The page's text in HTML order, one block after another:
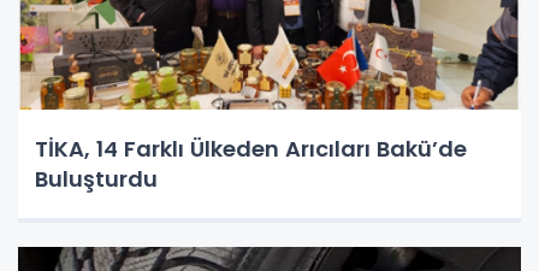
TİKA, 14 Farklı Ülkeden Arıcıları Bakü’de
Buluşturdu